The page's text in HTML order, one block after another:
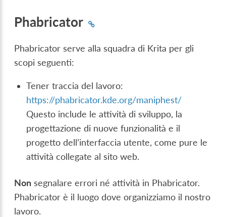
Phabricator
Phabricator serve alla squadra di Krita per gli
scopi seguenti:
Tener traccia del lavoro:
https://phabricator.kde.org/maniphest/
Questo include le attività di sviluppo, la
progettazione di nuove funzionalità e il
progetto dell’interfaccia utente, come pure le
attività collegate al sito web.
Non segnalare errori né attività in Phabricator.
Phabricator è il luogo dove organizziamo il nostro
lavoro.